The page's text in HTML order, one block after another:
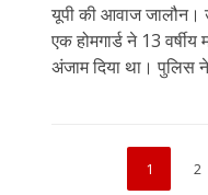
यूपी की आवाज जालौन।
एक होमगार्ड ने 13
अंजाम दिया था। पुलिस
1 2